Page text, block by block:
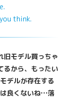
think.
旧モデル買っちゃ
から、もったい
デルが存在する
良くないね…落